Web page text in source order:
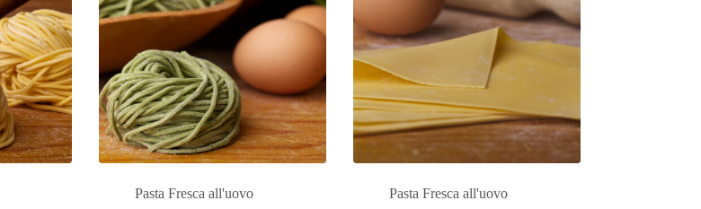
Pasta Fresca all'uovo
Pasta Fresca all'uovo